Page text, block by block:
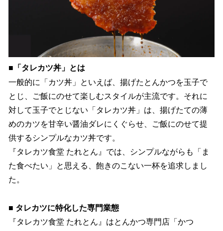
■「タレカツ丼」とは
一般的に「カツ丼」といえば、揚げたとんかつを玉子で
とじ、ご飯にのせて楽しむスタイルが主流です。それに
対して玉子でとじない「タレカツ丼」は、揚げたての薄
めのカツを甘辛い醤油ダレにくぐらせ、ご飯にのせて提
供するシンプルなカツ丼です。
『タレカツ食堂 たれとん』では、シンプルながらも「ま
た食べたい」と思える、飽きのこない一杯を追求しまし
た。
■ タレカツに特化した専門業態
『タレカツ食堂 たれとん』はとんかつ専門店「かつ